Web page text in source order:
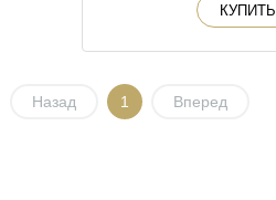
КУПИТЬ
Назад 1 Вперед